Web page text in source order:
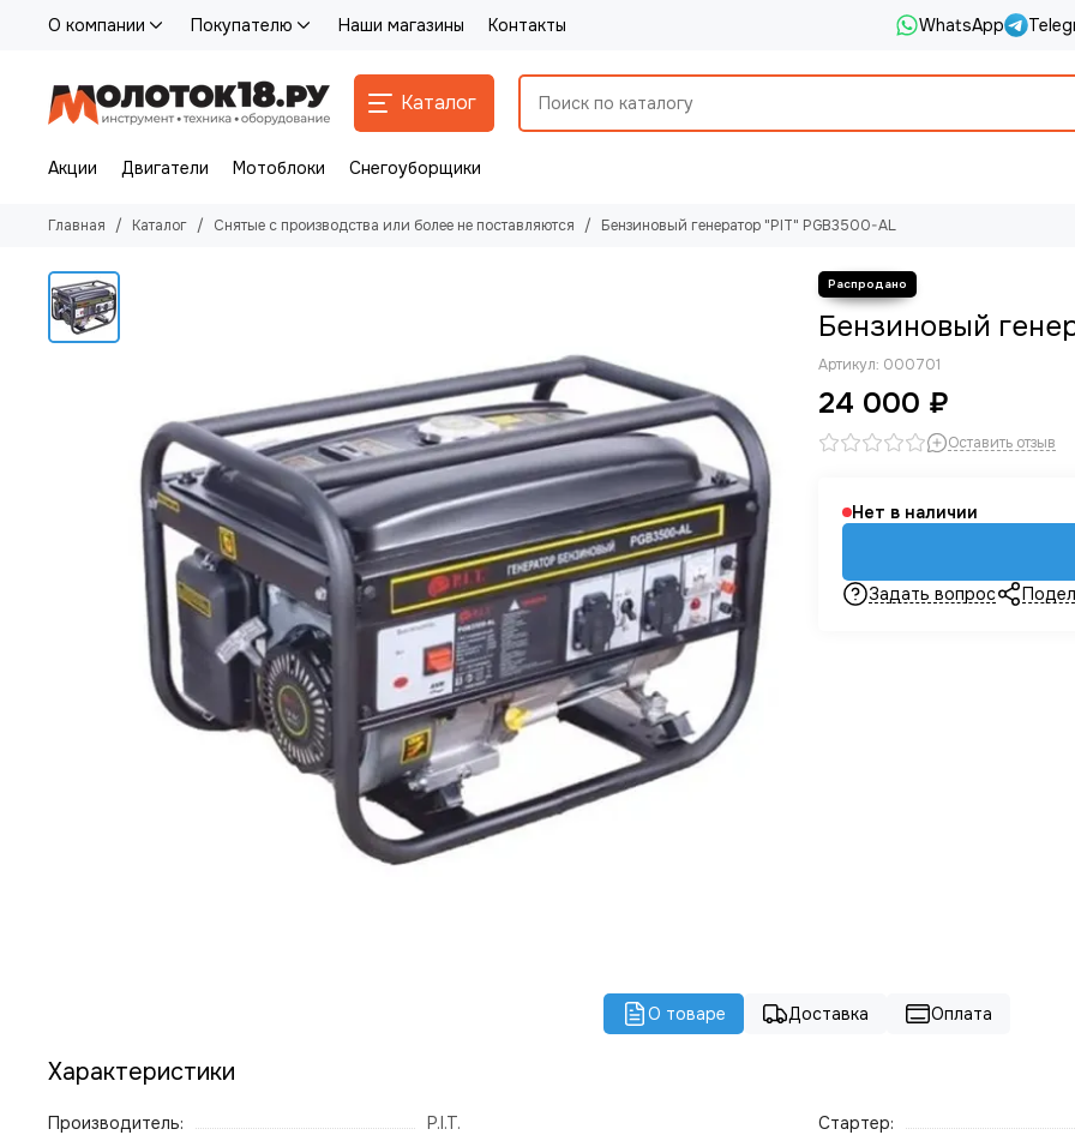
О компании Покупателю Наши магазины Контакты WhatsApp
Каталог
Акции Двигатели Мотоблоки Снегоуборщики
Главная Каталог Снятые с производства или более не поставляются Бензиновый генератор "PIT" PGB3500-AL
Бензиновый
Артикул: 000701
24 000 ₽
Оставить отзыв
Нет в наличии
Задать вопрос
О товаре Доставка Оплата
Характеристики
Производитель:
P.I.T.
Стартер: